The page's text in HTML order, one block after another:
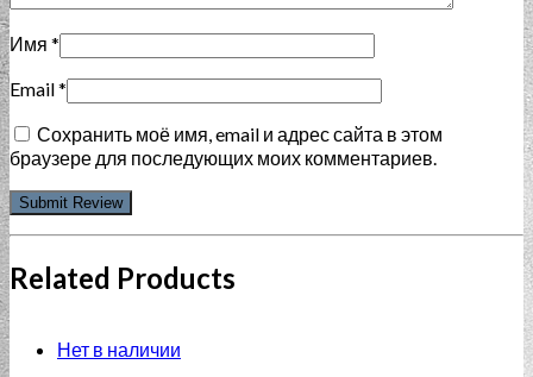
Имя *
Email*
Сохранить моё имя, email и адрес сайта в этом
браузере для последующих моих комментариев.
Related Products
Нет в наличии